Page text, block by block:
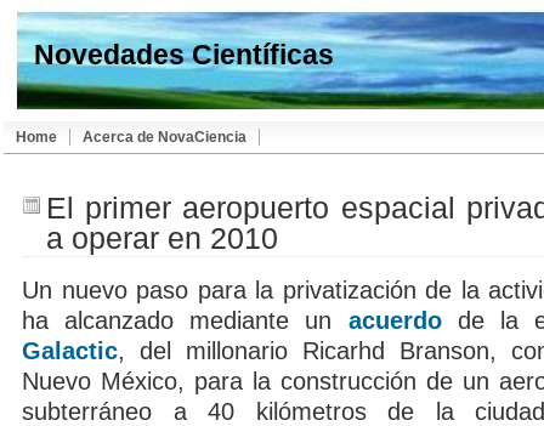
Novedades Científicas
Home Acerca de NovaCiencia
El primer aeropuerto espacial
a operar en 2010
Un nuevo paso para la privatización de la
ha alcanzado mediante un acuerdode la
Galactic, del millonario Ricarhd Branson,
Nuevo México, para la construcción de un
subterráneo a 40 kilómetros de la